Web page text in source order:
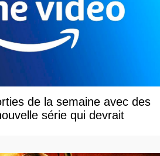
de la semaine avec des
série qui devrait